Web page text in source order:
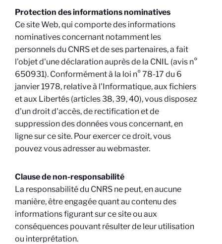
Protection des informations nominatives
Ce site Web, qui comporte des informations
nominatives concernant notamment les
personnels du CNRS et de ses partenaires, a fait
l'objet d'une déclaration auprès de la CNIL (avis n°
650931). Conformément à la loi n° 78-17 du 6
janvier 1978, relative à l'Informatique, aux fichiers
et aux Libertés (articles 38, 39, 40), vous disposez
d'un droit d'accès, de rectification et de
suppression des données vous concernant, en
ligne sur ce site. Pour exercer ce droit, vous
pouvez vous adresser au webmaster.
Clause de non-responsabilité
La responsabilité du CNRS ne peut, en aucune
manière, être engagée quant au contenu des
informations figurant sur ce site ou aux
conséquences pouvant résulter de leur utilisation
ou interprétation.